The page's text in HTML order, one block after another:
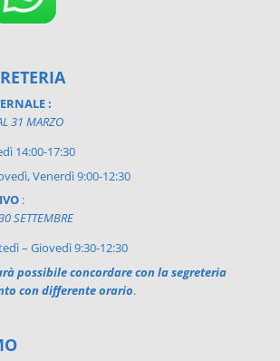
:
31 MARZO
14:00-17:30
Venerdì 9:00-12:30
:
SETTEMBRE
– Giovedì 9:30-12:30
possibile concordare con la segreteria
con differente orario.